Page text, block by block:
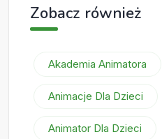
Zobacz również
Akademia Animatora
Animacje Dla Dzieci
Animator Dla Dzieci